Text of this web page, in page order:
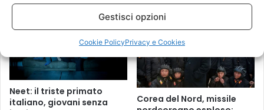
Gestisci opzioni
Cookie PolicyPrivacy e Cookies
Neet: il triste primato
italiano, giovani senza
Corea del Nord, missile